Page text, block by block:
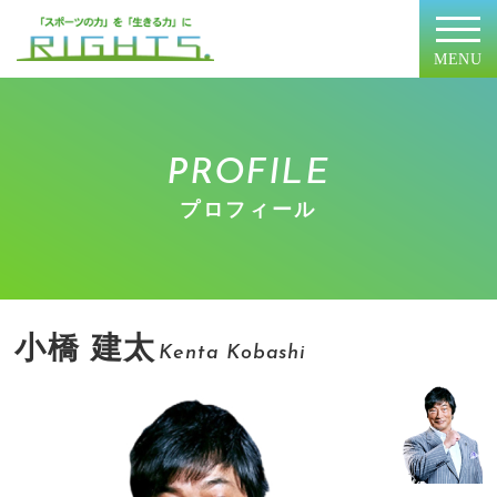
MENU
PROFILE
プロフィール
小橋 建太 Kenta Kobashi